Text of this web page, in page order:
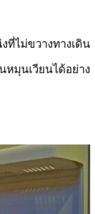
ที่ไม่ขวางทางเดิน
หมุนเวียนได้อย่าง